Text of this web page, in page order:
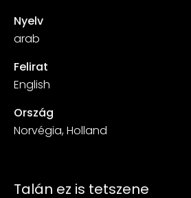
Nyelv
arab
Felirat
English
Ország
Norvégia, Holland
Talán ez is tetszene